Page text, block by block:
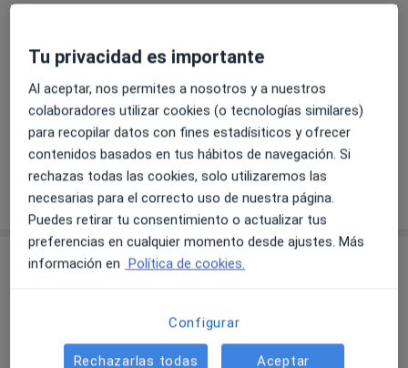
Atención primaria
Principales enfermedades tratadas
Hipertensión
Cefalea (dolor de cabeza)
Dolor crónico
Dolor cervical Lumbalgia +5
Mostrar más detalles
sobre la experiencia
Servicios y precios
Tu privacidad es importante
Al aceptar, nos permites a nosotros y a nuestros
colaboradores utilizar cookies (o tecnologías similares)
para recopilar datos con fines estadísiticos y ofrecer
contenidos basados en tus hábitos de navegación. Si
rechazas todas las cookies, solo utilizaremos las
necesarias para el correcto uso de nuestra página.
Puedes retirar tu consentimiento o actualizar tus
preferencias en cualquier momento desde ajustes. Más
información en Política de cookies.
Configurar
Rechazarlas todas Aceptar